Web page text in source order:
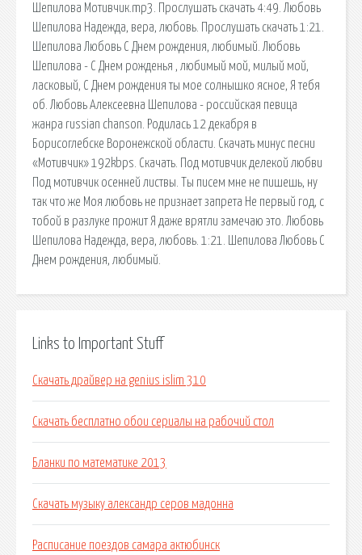
Шепилова Мотивчик.mp3. Прослушать скачать 4:49. Любовь
Шепилова Надежда, вера, любовь. Прослушать скачать 1:21.
Шепилова Любовь С Днем рождения, любимый. Любовь
Шепилова - С Днем рожденья , любимый мой, милый мой,
ласковый, С Днем рождения ты мое солнышко ясное, Я тебя
об. Любовь Алексеевна Шепилова - российская певица
жанра russian chanson. Родилась 12 декабря в
Борисоглебске Воронежской области. Скачать минус песни
«Мотивчик» 192kbps. Скачать. Под мотивчик делекой любви
Под мотивчик осенней листвы. Ты писем мне не пишешь, ну
так что же Моя любовь не признает запрета Не первый год, с
тобой в разлуке прожит Я даже врятли замечаю это. Любовь
Шепилова Надежда, вера, любовь. 1:21. Шепилова Любовь С
Днем рождения, любимый.
Links to Important Stuff
Скачать драйвер на genius islim 310
Скачать бесплатно обои сериалы на рабочий стол
Бланки по математике 2013
Скачать музыку александр серов мадонна
Расписание поездов самара актюбинск